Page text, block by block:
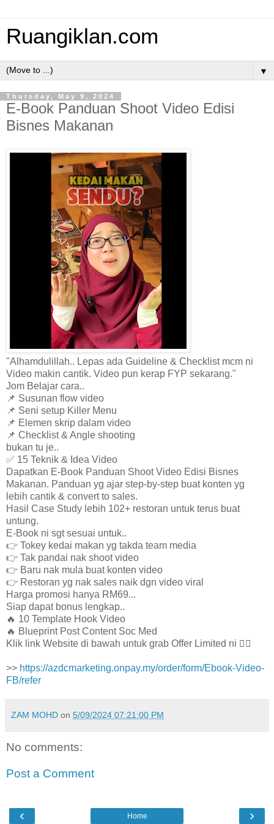
Ruangiklan.com
▼
Thursday, May 9, 2024
E-Book Panduan Shoot Video Edisi
Bisnes Makanan
"Alhamdulillah.. Lepas ada Guideline & Checklist mcm ni
Video makin cantik. Video pun kerap FYP sekarang."
Jom Belajar cara..
📌 Susunan flow video
📌 Seni setup Killer Menu
📌 Elemen skrip dalam video
📌 Checklist & Angle shooting
bukan tu je..
✅ 15 Teknik & Idea Video
Dapatkan E-Book Panduan Shoot Video Edisi Bisnes
Makanan. Panduan yg ajar step-by-step buat konten yg
lebih cantik & convert to sales.
Hasil Case Study lebih 102+ restoran untuk terus buat
untung.
E-Book ni sgt sesuai untuk..
👉 Tokey kedai makan yg takda team media
👉 Tak pandai nak shoot video
👉 Baru nak mula buat konten video
👉 Restoran yg nak sales naik dgn video viral
Harga promosi hanya RM69...
Siap dapat bonus lengkap..
🔥 10 Template Hook Video
🔥 Blueprint Post Content Soc Med
Klik link Website di bawah untuk grab Offer Limited ni 👇🏻
>> https://azdcmarketing.onpay.my/order/form/Ebook-Video-
FB/refer
ZAM MOHD on 5/09/2024 07:21:00 PM
No comments:
Post a Comment
‹ ›
Home